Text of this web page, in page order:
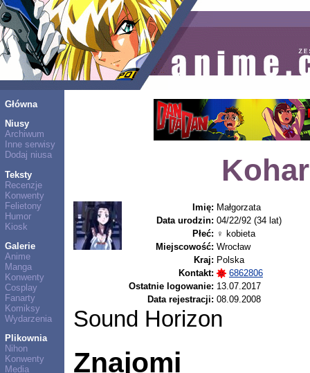
Główna
Niusy
Archiwum
Inne serwisy
Dodaj niusa
Teksty
Recenzje
Konwenty
Felietony
Humor
Kiosk
Galerie
Anime
Manga
Konwenty
Cosplay
Fanarty
Komiksy
Wydarzenia
Plikownia
Nihon
Konwenty
Media
Imię: Małgorzata
Data urodzin: 04/22/92 (34 lat)
Płeć: ♀ kobieta
Miejscowość: Wrocław
Kraj: Polska
Kontakt:
6862806
Ostatnie logowanie: 13.07.2017
Data rejestracji: 08.09.2008
Sound Horizon
Znajomi